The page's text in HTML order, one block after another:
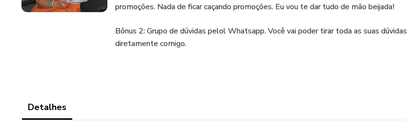
promoções. Nada de ficar caçando promoções. Eu vou te dar tudo de mão beijada!
Bônus 2: Grupo de dúvidas pelol Whatsapp. Você vai poder tirar toda as suas dúvidas
diretamente comigo.
Detalhes